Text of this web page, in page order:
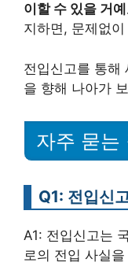
이할 수 있을 거
지하면, 문제없
전입신고를 통해
을 향해 나아가
자주 묻는
Q1: 전입신
A1: 전입신고는
로의 전입 사실